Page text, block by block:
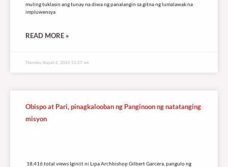
muling tuklasin ang tunay na diwa ng panalangin sa gitna ng lumalawak na
impluwensya
READ MORE »
Thursday, August 6, 2026 11:17 am
Obispo at Pari, pinagkalooban ng Panginoon ng natatanging
misyon
18,416 total views Iginiit ni Lipa Archbishop Gilbert Garcera, pangulo ng